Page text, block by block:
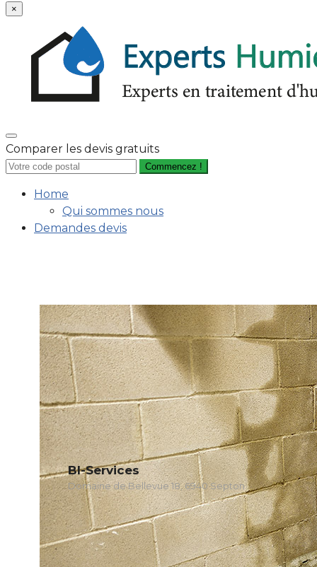
×
Comparer les devis gratuits
Commencez !
Home
Qui sommes nous
Demandes devis
Bl-Services
Domaine de Bellevue 18, 6940 Septon